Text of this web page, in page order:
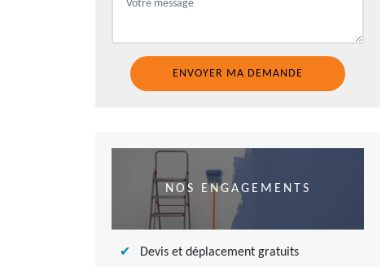
NOS ENGAGEMENTS
Devis et déplacement gratuits